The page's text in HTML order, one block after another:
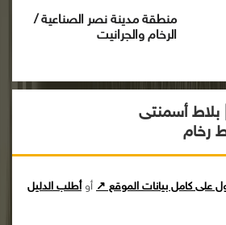
منطقة مدينة نصر الصناعية /
الرخام والجرانيت
أسمنتى
رخام
على كامل بيانات الموقع ↗ أوأطلب الدليل